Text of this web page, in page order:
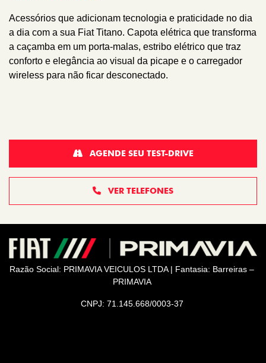
Acessórios que adicionam tecnologia e praticidade no dia
a dia com a sua Fiat Titano. Capota elétrica que transforma
a caçamba em um porta-malas, estribo elétrico que traz
conforto e elegância ao visual da picape e o carregador
wireless para não ficar desconectado.
VER TELEFONES
AGENDE SEU TEST-DRIVE
Razão Social: PRIMAVIA VEICULOS LTDA | Fantasia: Barreiras –
PRIMAVIA
CNPJ: 71.145.668/0003-37